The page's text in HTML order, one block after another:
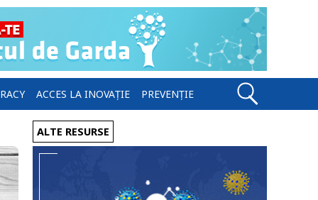
ACCES LA INOVAȚIE PREVENȚIE
ALTE RESURSE